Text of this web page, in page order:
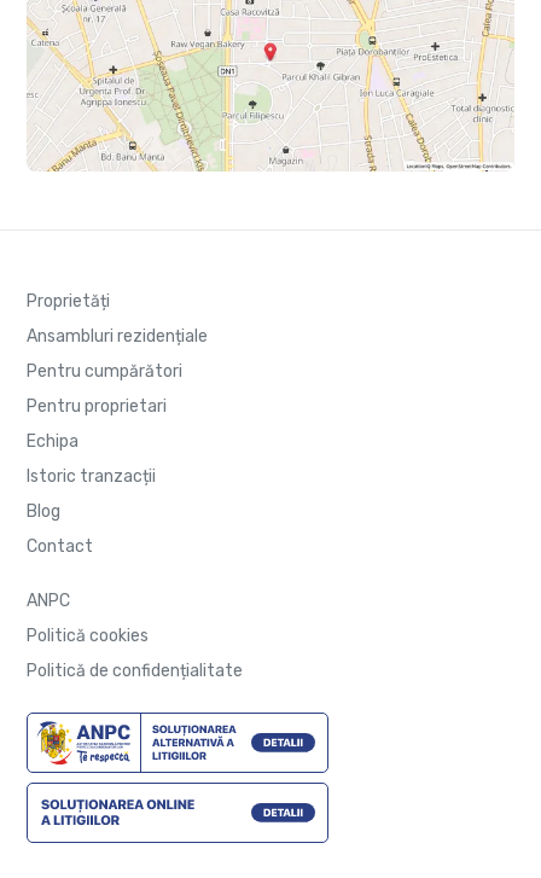
Proprietăți
Ansambluri rezidențiale
Pentru cumpărători
Pentru proprietari
Echipa
Istoric tranzacții
Blog
Contact
ANPC
Politică cookies
Politică de confidențialitate